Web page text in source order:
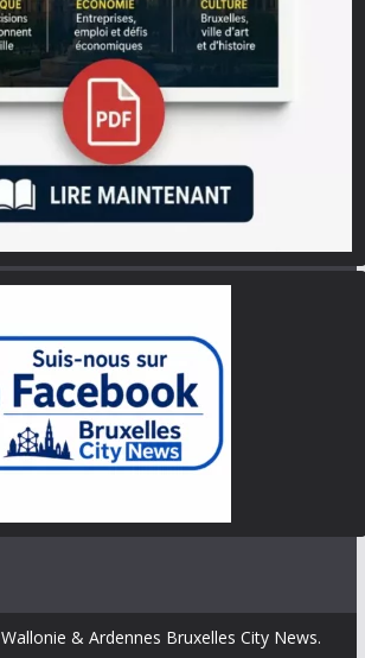
Wallonie & Ardennes Bruxelles City News.